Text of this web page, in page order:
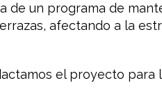
de un programa de
afectando a la
el proyecto